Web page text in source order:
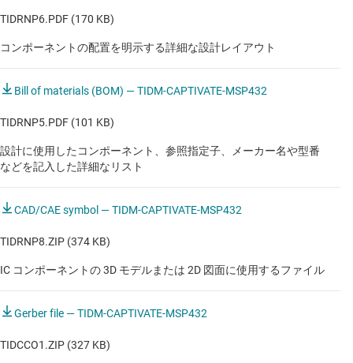
インクジェット・プリンタ
スマート LCD ディスプレイ
スマートウォッチ
スマート・サウンドバー
スマート・スピーカ
ダッシュボード・カメラ
バーチャル・リアリティ・ヘッドセット
マルチファンクション・プリンタ
モバイル・プロジェクタ
レーザー・プリンタ
TIDRNP6.PDF (170 KB)
コンポーネントの配置を明示する詳細な設計レイアウト
Bill of materials (BOM) — TIDM-CAPTIVATE-MSP432
TIDRNP5.PDF (101 KB)
設計に使用したコンポーネント、参照指定子、メーカー名や型番
などを記入した詳細なリスト
CAD/CAE symbol — TIDM-CAPTIVATE-MSP432
TIDRNP8.ZIP (374 KB)
IC コンポーネントの 3D モデルまたは 2D 図面に使用するファイル
Gerber file — TIDM-CAPTIVATE-MSP432
TIDCCO1.ZIP (327 KB)